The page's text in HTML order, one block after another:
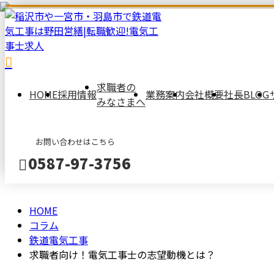
HOME採用情報求職者の
みなさまへ業務案内会社概要社長BLOG
お問い合わせはこちら
0587-97-3756
メールフォーム
コ
ラ
COLUMN
HOME
コラム
鉄道電気工事
求職者向け！電気工事士の志望動機とは？